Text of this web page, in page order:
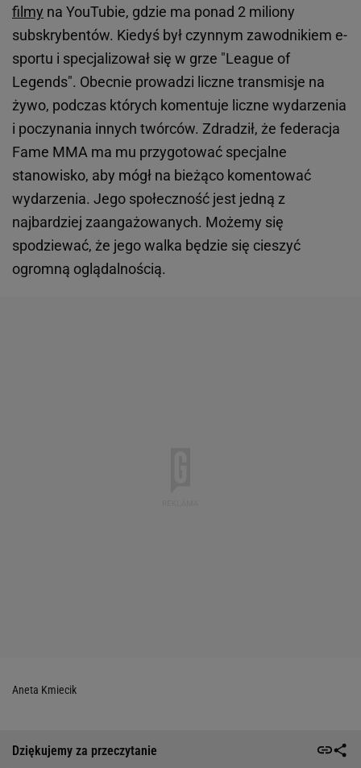
filmy na YouTubie, gdzie ma ponad 2 miliony
subskrybentów. Kiedyś był czynnym zawodnikiem e-
sportu i specjalizował się w grze "League of
Legends". Obecnie prowadzi liczne transmisje na
żywo, podczas których komentuje liczne wydarzenia
i poczynania innych twórców. Zdradził, że federacja
Fame MMA ma mu przygotować specjalne
stanowisko, aby mógł na bieżąco komentować
wydarzenia. Jego społeczność jest jedną z
najbardziej zaangażowanych. Możemy się
spodziewać, że jego walka będzie się cieszyć
ogromną oglądalnością.
Aneta Kmiecik
Dziękujemy za przeczytanie